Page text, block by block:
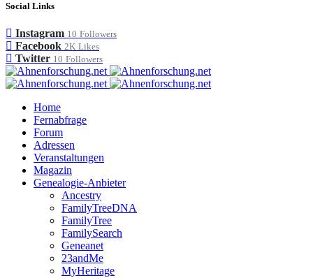
Social Links
Instagram 10 Followers
Facebook 2K Likes
Twitter 10 Followers
Home
Fernabfrage
Forum
Adressen
Veranstaltungen
Magazin
Genealogie-Anbieter
Ancestry
FamilyTreeDNA
FamilyTree
FamilySearch
Geneanet
23andMe
MyHeritage